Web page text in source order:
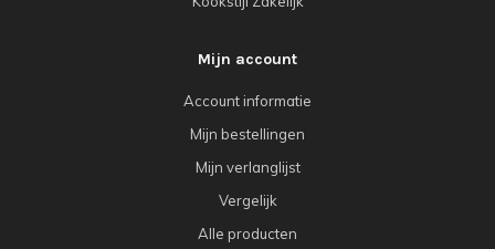
Mijn account
Account informatie
Mijn bestellingen
Mijn verlanglijst
Vergelijk
Alle producten